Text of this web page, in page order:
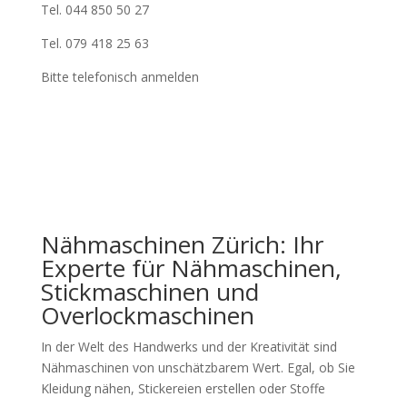
Tel. 044 850 50 27
Tel. 079 418 25 63
Bitte telefonisch anmelden
Nähmaschinen Zürich: Ihr
Experte für Nähmaschinen,
Stickmaschinen und
Overlockmaschinen
In der Welt des Handwerks und der Kreativität sind
Nähmaschinen von unschätzbarem Wert. Egal, ob Sie
Kleidung nähen, Stickereien erstellen oder Stoffe